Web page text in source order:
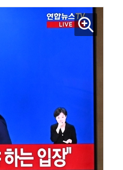
적 정치공세”
, 3만호 AI도시·30만㎡ 첨단
아주대 교수, 공기 중 수분으
피부 부착 전지 개발